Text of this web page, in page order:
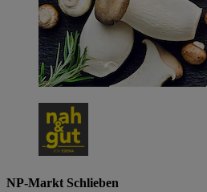
NP-Markt Schlieben